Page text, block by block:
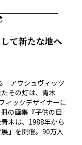
て新たな地へ――
アウシュヴィッツ
その灯は、青木
ィックデザイナーに
の画集『子供の目
木は、1988年から
」を開催。90万人